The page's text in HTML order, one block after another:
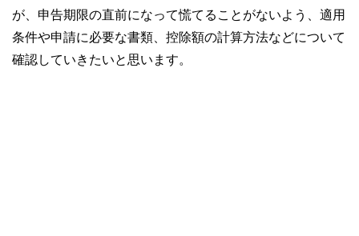
が、申告期限の直前になって慌てることがないよう、適用
条件や申請に必要な書類、控除額の計算方法などについて
確認していきたいと思います。